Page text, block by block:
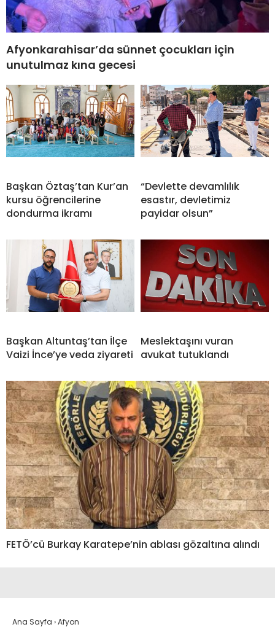
Afyonkarahisar’da sünnet çocukları için
unutulmaz kına gecesi
Başkan Öztaş’tan Kur’an
kursu öğrencilerine
dondurma ikramı
“Devlette devamlılık
esastır, devletimiz
payidar olsun”
Başkan Altuntaş’tan İlçe
Vaizi İnce’ye veda ziyareti
Meslektaşını vuran
avukat tutuklandı
FETÖ’cü Burkay Karatepe’nin ablası gözaltına alındı
Ana Sayfa ›Afyon